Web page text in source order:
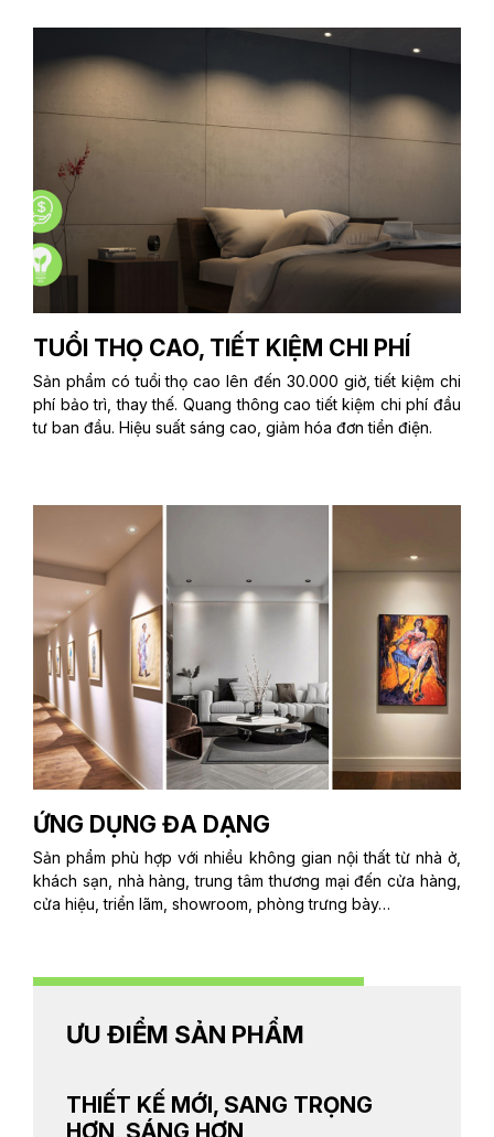
TUỔI THỌ CAO, TIẾT KIỆM CHI PHÍ
Sản phẩm có tuổi thọ cao lên đến 30.000 giờ, tiết kiệm chi
phí bảo trì, thay thế. Quang thông cao tiết kiệm chi phí đầu
tư ban đầu. Hiệu suất sáng cao, giảm hóa đơn tiền điện.
ỨNG DỤNG ĐA DẠNG
Sản phẩm phù hợp với nhiều không gian nội thất từ nhà ở,
khách sạn, nhà hàng, trung tâm thương mại đến cửa hàng,
cửa hiệu, triển lãm, showroom, phòng trưng bày…
ƯU ĐIỂM SẢN PHẨM
THIẾT KẾ MỚI, SANG TRỌNG